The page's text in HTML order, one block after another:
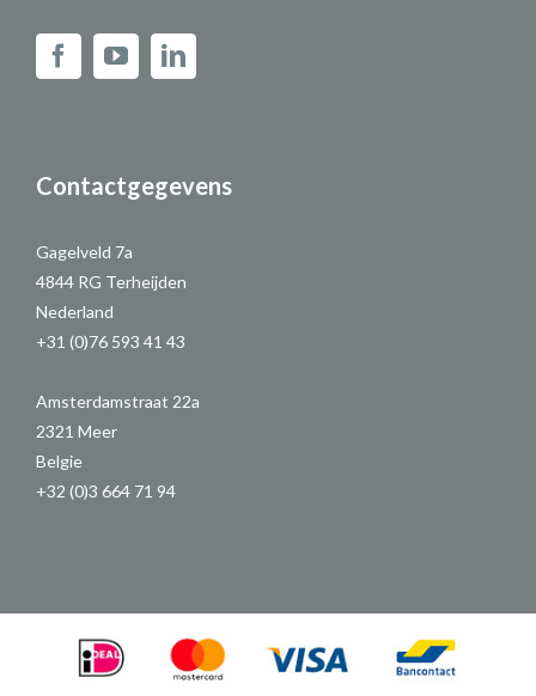
Contactgegevens
Gagelveld 7a
4844 RG Terheijden
Nederland
+31 (0)76 593 41 43
Amsterdamstraat 22a
2321 Meer
Belgie
+32 (0)3 664 71 94